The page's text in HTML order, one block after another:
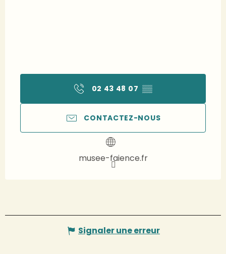
02 43 48 07 ▒▒
CONTACTEZ-NOUS
musee-faience.fr
Signaler une erreur